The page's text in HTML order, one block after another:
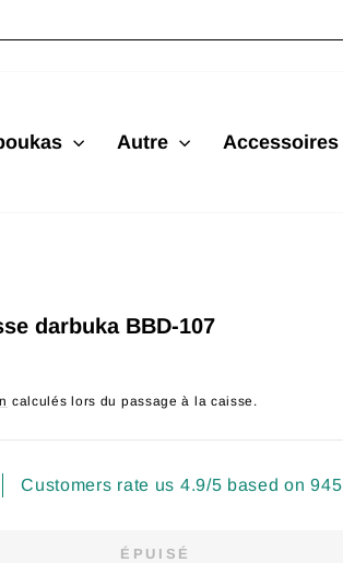
Autre Accessoires
darbuka BBD-107
calculés lors du passage à la caisse.
Customers rate us 4.9/5 based on
ÉPUISÉ